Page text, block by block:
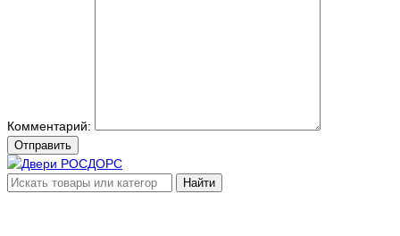
Комментарий:
Отправить
Найти